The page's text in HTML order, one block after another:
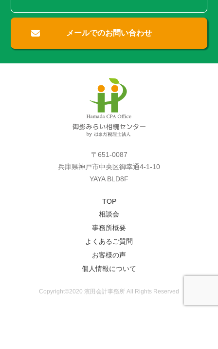
メールでのお問い合わせ
〒651-0087
兵庫県神戸市中央区御幸通4-1-10
YAYA BLD8F
TOP
相談会
事務所概要
よくあるご質問
お客様の声
個人情報について
Copyright©2020 濱田会計事務所 All Rights Reserved